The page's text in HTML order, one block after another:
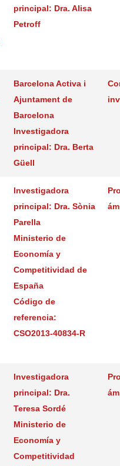
principal: Dra. Alisa
Petroff
Barcelona Activa i
Ajuntament de
Barcelona
Investigadora
principal: Dra. Berta
Güell
Investigadora
principal: Dra. Sònia
Parella
Ministerio de
Economía y
Competitividad de
España
Código de
referencia:
CSO2013-40834-R
Investigadora
principal: Dra.
Teresa Sordé
Ministerio de
Economía y
Competitividad